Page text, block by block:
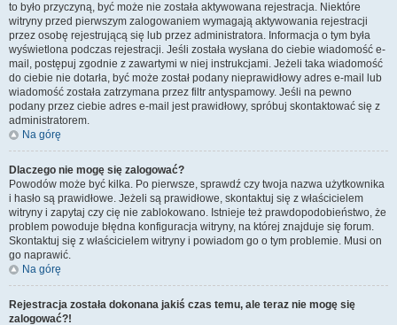
to było przyczyną, być może nie została aktywowana rejestracja. Niektóre
witryny przed pierwszym zalogowaniem wymagają aktywowania rejestracji
przez osobę rejestrującą się lub przez administratora. Informacja o tym była
wyświetlona podczas rejestracji. Jeśli została wysłana do ciebie wiadomość e-
mail, postępuj zgodnie z zawartymi w niej instrukcjami. Jeżeli taka wiadomość
do ciebie nie dotarła, być może został podany nieprawidłowy adres e-mail lub
wiadomość została zatrzymana przez filtr antyspamowy. Jeśli na pewno
podany przez ciebie adres e-mail jest prawidłowy, spróbuj skontaktować się z
administratorem.
Na górę
Dlaczego nie mogę się zalogować?
Powodów może być kilka. Po pierwsze, sprawdź czy twoja nazwa użytkownika
i hasło są prawidłowe. Jeżeli są prawidłowe, skontaktuj się z właścicielem
witryny i zapytaj czy cię nie zablokowano. Istnieje też prawdopodobieństwo, że
problem powoduje błędna konfiguracja witryny, na której znajduje się forum.
Skontaktuj się z właścicielem witryny i powiadom go o tym problemie. Musi on
go naprawić.
Na górę
Rejestracja została dokonana jakiś czas temu, ale teraz nie mogę się
zalogować?!